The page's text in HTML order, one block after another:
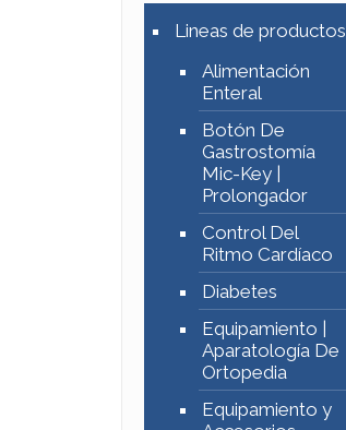
Lineas de productos
Alimentación
Enteral
Botón De
Gastrostomía
Mic-Key |
Prolongador
Control Del
Ritmo Cardíaco
Diabetes
Equipamiento |
Aparatología De
Ortopedia
Equipamiento y